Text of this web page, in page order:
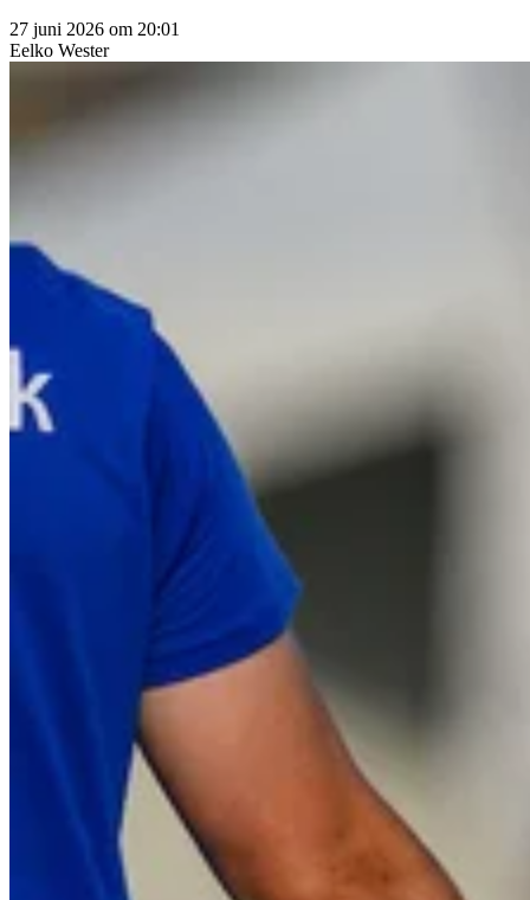
27 juni 2026 om 20:01
Eelko Wester